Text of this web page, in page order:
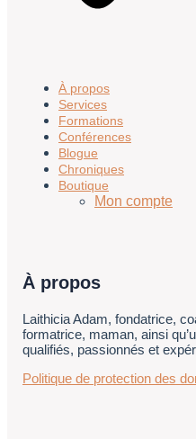
À propos
Services
Formations
Conférences
Blogue
Chroniques
Boutique
Mon compte
À propos
Laithicia Adam, fondatrice,
formatrice, maman, ainsi
qualifiés, passionnés et
Politique de protection des